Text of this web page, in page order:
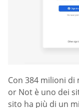
Con 384 milioni
or Not è uno dei
sito ha più di un